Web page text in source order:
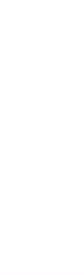
येथे क्लिक करा.
पाहण्यासाठी येथे